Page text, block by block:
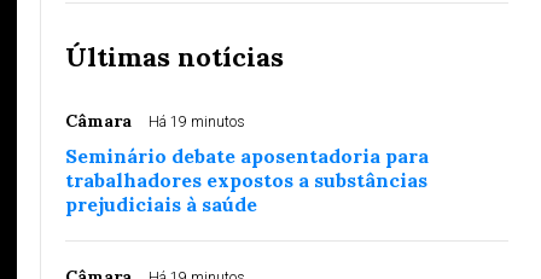
Últimas notícias
Câmara Há 19 minutos
Seminário debate aposentadoria para
trabalhadores expostos a substâncias
prejudiciais à saúde